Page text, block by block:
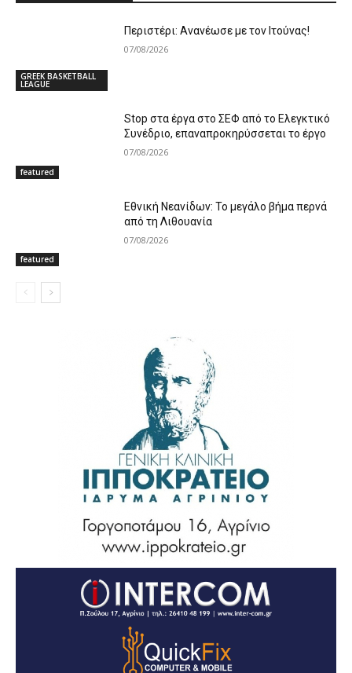
GREEK BASKETBALL
LEAGUE
Περιστέρι: Ανανέωσε με τον Ιτούνας!
07/08/2026
featured
Stop στα έργα στο ΣΕΦ από το Ελεγκτικό
Συνέδριο, επαναπροκηρύσσεται το έργο
07/08/2026
featured
Εθνική Νεανίδων: Το μεγάλο βήμα περνά
από τη Λιθουανία
07/08/2026